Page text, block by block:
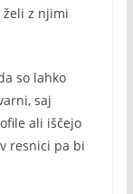
z njimi
so lahko
saj
ali iščejo
resnici pa bi